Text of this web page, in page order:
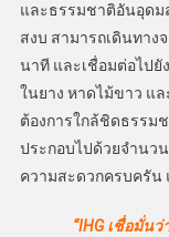
และธรรมชาติอันอุดม
สงบ สามารถเดินทา
นาที และเชื่อมต่อไปยั
ในยาง หาดไม้ขาว แ
ต้องการใกล้ชิดธรรม
ประกอบไปด้วยจำนว
ความสะดวกครบครัน
“IHG เชื่อมั่นว่